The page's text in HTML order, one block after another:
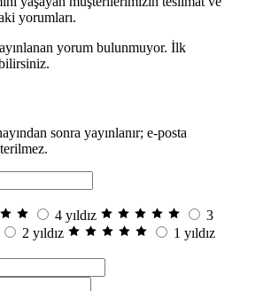
yorumları.
yorum bulunmuyor. İlk
sonra yayınlanır; e-posta
4 yıldız
3
2 yıldız 1 yıldız